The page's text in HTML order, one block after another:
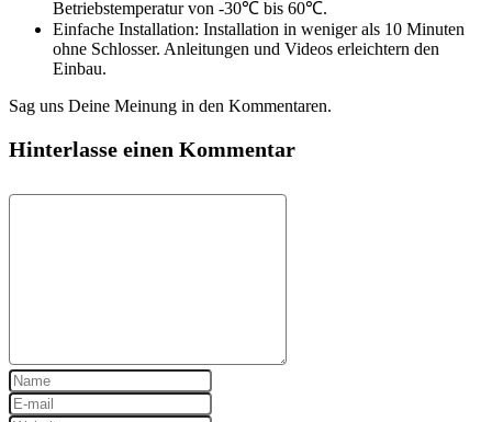
Betriebstemperatur von -30℃ bis 60℃.
Einfache Installation: Installation in weniger als 10 Minuten
ohne Schlosser. Anleitungen und Videos erleichtern den
Einbau.
Sag uns Deine Meinung in den Kommentaren.
Hinterlasse einen Kommentar